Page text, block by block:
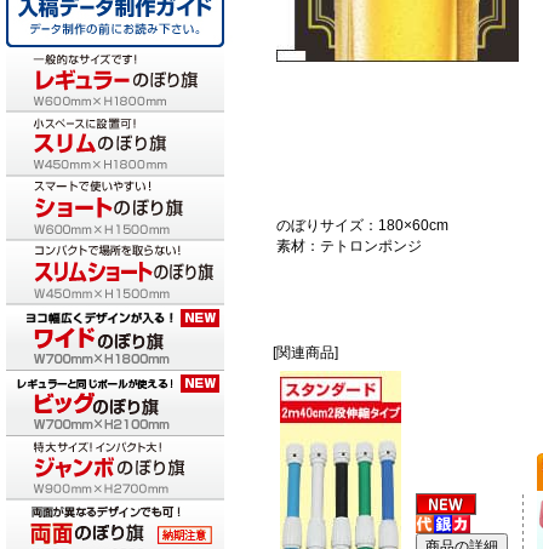
のぼりサイズ：180×60cm
素材：テトロンポンジ
[関連商品]